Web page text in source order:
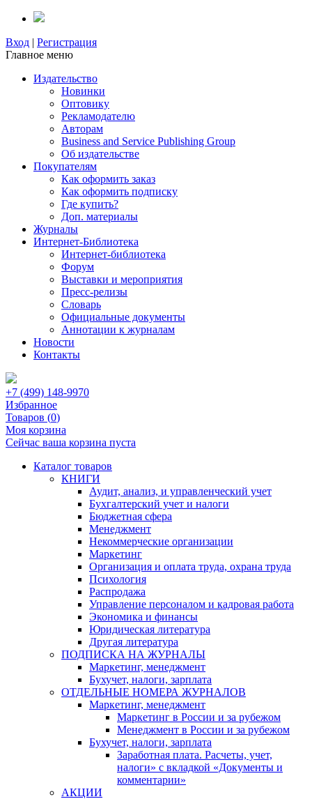
Вход | Регистрация
Главное меню
Издательство
Новинки
Оптовику
Рекламодателю
Авторам
Business and Service Publishing Group
Об издательстве
Покупателям
Как оформить заказ
Как оформить подписку
Где купить?
Доп. материалы
Журналы
Интернет-Библиотека
Интернет-библиотека
Форум
Выставки и мероприятия
Пресс-релизы
Словарь
Официальные документы
Аннотации к журналам
Новости
Контакты
+7 (499) 148-9970
Избранное
Товаров (0)
Моя корзина
Сейчас ваша корзина пуста
Каталог товаров
КНИГИ
Аудит, анализ, и управленческий учет
Бухгалтерский учет и налоги
Бюджетная сфера
Менеджмент
Некоммерческие организации
Маркетинг
Организация и оплата труда, охрана труда
Психология
Распродажа
Управление персоналом и кадровая работа
Экономика и финансы
Юридическая литература
Другая литература
ПОДПИСКА НА ЖУРНАЛЫ
Маркетинг, менеджмент
Бухучет, налоги, зарплата
ОТДЕЛЬНЫЕ НОМЕРА ЖУРНАЛОВ
Маркетинг, менеджмент
Маркетинг в России и за рубежом
Менеджмент в России и за рубежом
Бухучет, налоги, зарплата
Заработная плата. Расчеты, учет,
налоги» с вкладкой «Документы и
комментарии»
АКЦИИ